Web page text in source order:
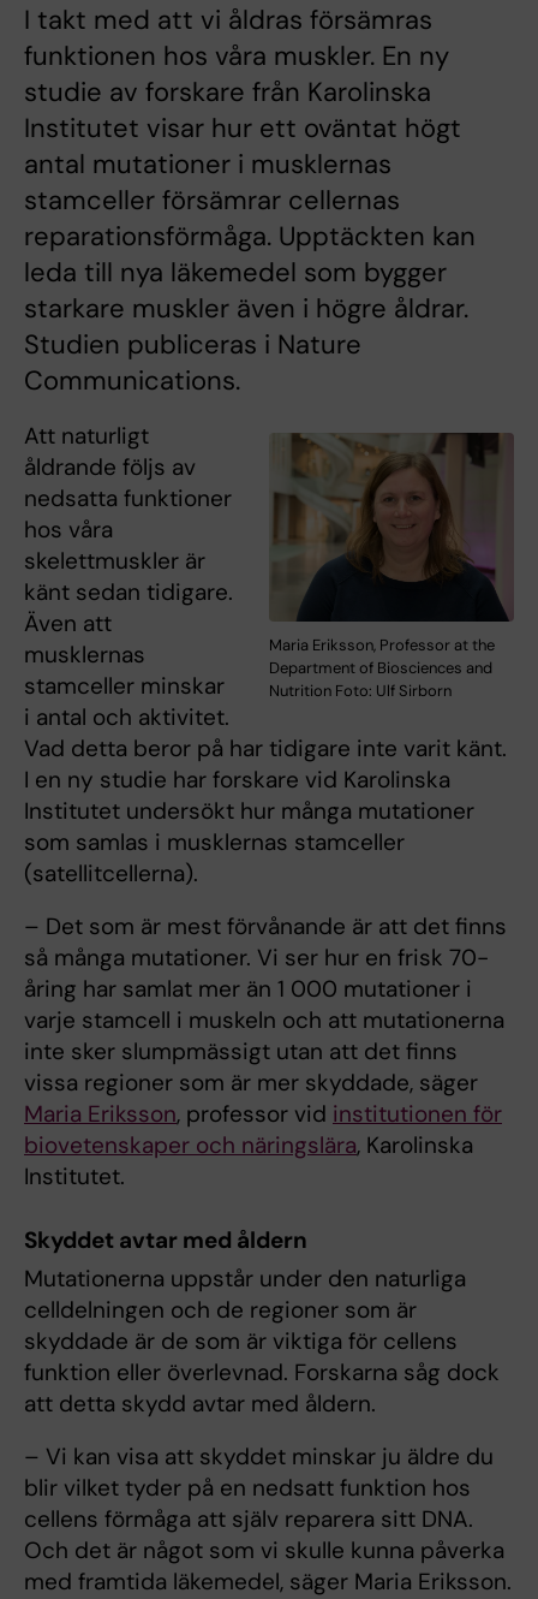
I takt med att vi åldras försämras
funktionen hos våra muskler. En ny
studie av forskare från Karolinska
Institutet visar hur ett oväntat högt
antal mutationer i musklernas
stamceller försämrar cellernas
reparationsförmåga. Upptäckten kan
leda till nya läkemedel som bygger
starkare muskler även i högre åldrar.
Studien publiceras i Nature
Communications.
Maria Eriksson, Professor at the
Department of Biosciences and
Nutrition Foto: Ulf Sirborn
Att naturligt
åldrande följs av
nedsatta funktioner
hos våra
skelettmuskler är
känt sedan tidigare.
Även att
musklernas
stamceller minskar
i antal och aktivitet.
Vad detta beror på har tidigare inte varit känt.
I en ny studie har forskare vid Karolinska
Institutet undersökt hur många mutationer
som samlas i musklernas stamceller
(satellitcellerna).
– Det som är mest förvånande är att det finns
så många mutationer. Vi ser hur en frisk 70-
åring har samlat mer än 1 000 mutationer i
varje stamcell i muskeln och att mutationerna
inte sker slumpmässigt utan att det finns
vissa regioner som är mer skyddade, säger
Maria Eriksson, professor vid institutionen för
biovetenskaper och näringslära, Karolinska
Institutet.
Skyddet avtar med åldern
Mutationerna uppstår under den naturliga
celldelningen och de regioner som är
skyddade är de som är viktiga för cellens
funktion eller överlevnad. Forskarna såg dock
att detta skydd avtar med åldern.
– Vi kan visa att skyddet minskar ju äldre du
blir vilket tyder på en nedsatt funktion hos
cellens förmåga att själv reparera sitt DNA.
Och det är något som vi skulle kunna påverka
med framtida läkemedel, säger Maria Eriksson.